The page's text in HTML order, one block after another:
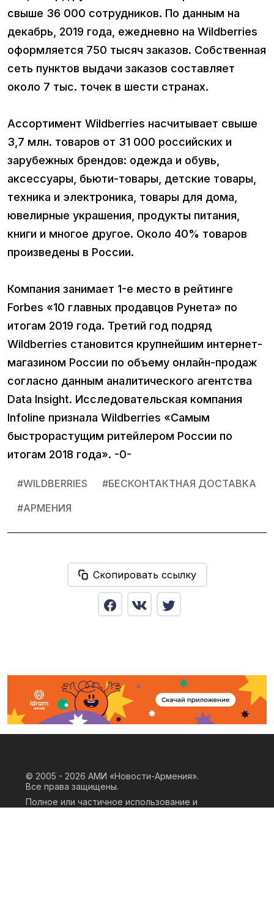
свыше 36 000 сотрудников. По данным на
декабрь, 2019 года, ежедневно на Wildberries
оформляется 750 тысяч заказов. Собственная
сеть пунктов выдачи заказов составляет
около 7 тыс. точек в шести странах.
Ассортимент Wildberries насчитывает свыше
3,7 млн. товаров от 31 000 российских и
зарубежных брендов: одежда и обувь,
аксессуары, бьюти-товары, детские товары,
техника и электроника, товары для дома,
ювелирные украшения, продукты питания,
книги и многое другое. Около 40% товаров
произведены в России.
Компания занимает 1-е место в рейтинге
Forbes «10 главных продавцов Рунета» по
итогам 2019 года. Третий год подряд
Wildberries становится крупнейшим интернет-
магазином России по объему онлайн-продаж
согласно данным аналитического агентства
Data Insight. Исследовательская компания
Infoline признала Wildberries «Самым
быстрорастущим ритейлером России по
итогам 2018 года». -0-
#WILDBERRIES #БЕСКОНТАКТНАЯ ДОСТАВКА
#АРМЕНИЯ
Скопировать ссылку
© 2005 - 2026 АМИ «Новости-Армения».
Все права защищены.
Полное или частичное использование и